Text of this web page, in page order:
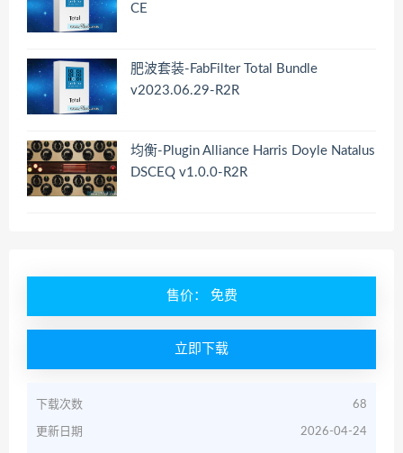
CE
肥波套装-FabFilter Total Bundle
v2023.06.29-R2R
均衡-Plugin Alliance Harris Doyle Natalus
DSCEQ v1.0.0-R2R
售价： 免费
立即下载
下载次数 68
更新日期 2026-04-24